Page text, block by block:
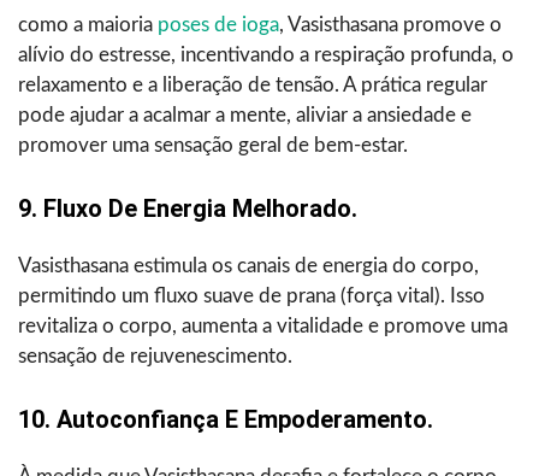
como a maioria poses de ioga, Vasisthasana promove o
alívio do estresse, incentivando a respiração profunda, o
relaxamento e a liberação de tensão. A prática regular
pode ajudar a acalmar a mente, aliviar a ansiedade e
promover uma sensação geral de bem-estar.
9. Fluxo De Energia Melhorado.
Vasisthasana estimula os canais de energia do corpo,
permitindo um fluxo suave de prana (força vital). Isso
revitaliza o corpo, aumenta a vitalidade e promove uma
sensação de rejuvenescimento.
10. Autoconfiança E Empoderamento.